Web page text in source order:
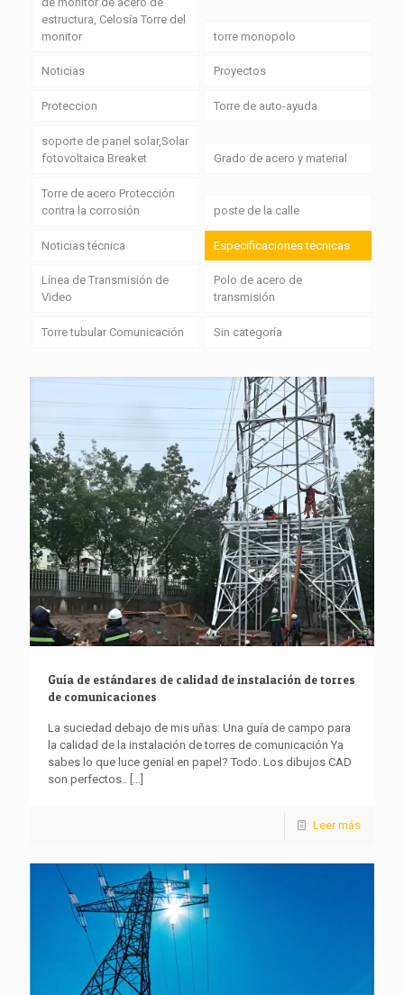
estructura, Celosía Torre del
monitor
torre monopolo
Noticias Proyectos
Proteccion Torre de auto-ayuda
soporte de panel solar,Solar
fotovoltaica Breaket
Grado de acero y material
Torre de acero Protección
contra la corrosión
poste de la calle
Noticias técnica Especificaciones técnicas
Línea de Transmisión de
Video
Polo de acero de
transmisión
Torre tubular Comunicación Sin categoría
Guía de estándares de calidad de instalación de torres
de comunicaciones
La suciedad debajo de mis uñas: Una guía de campo para
la calidad de la instalación de torres de comunicación Ya
sabes lo que luce genial en papel? Todo. Los dibujos CAD
son perfectos..
[...]
Leer más